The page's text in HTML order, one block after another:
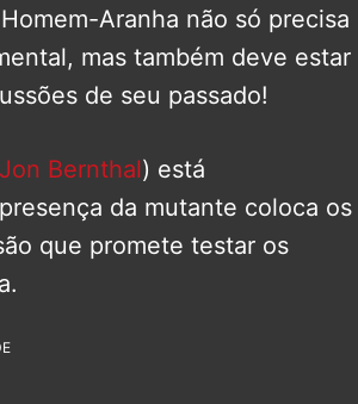
Aranha não só precisa
mas também deve estar
de seu passado!
Jon Bernthal) está
da mutante coloca os
que promete testar os